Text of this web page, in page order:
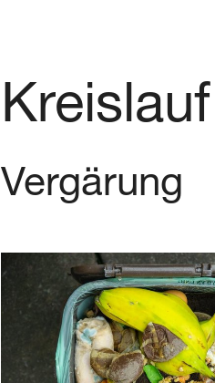
Vergärung